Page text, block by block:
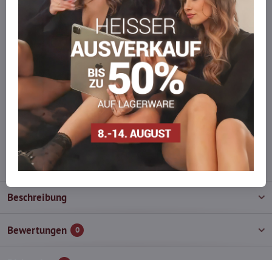
Werden Sie Teil von everlady
Werden Sie Teil von everlady und genießen Sie einen
5 %
Mitgliedervorteilbei jedem Einkauf.
Der Vorteil wird automatisch im Warenkorb angewendet.
Möchten Sie mehr bestellen, als wir
auf Lager haben?
Zögern Sie nicht, uns zu kontaktieren, wir füllen die Ware für Sie
wieder auf!
info​@everlady​.eu
Beschreibung
Bewertungen 0